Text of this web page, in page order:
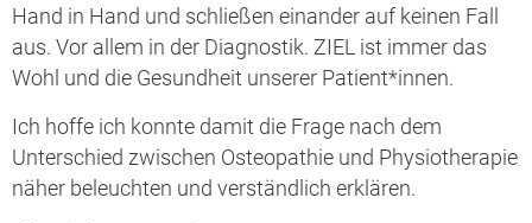
Hand in Hand und schließen einander auf keinen Fall
aus. Vor allem in der Diagnostik. ZIEL ist immer das
Wohl und die Gesundheit unserer Patient*innen.
Ich hoffe ich konnte damit die Frage nach dem
Unterschied zwischen Osteopathie und Physiotherapie
näher beleuchten und verständlich erklären.